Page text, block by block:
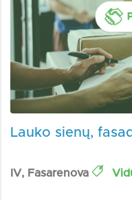
Lauko sienų,
IV, Fasarenova